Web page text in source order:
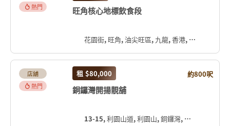
熱門
旺角核心地標飲食段
花園街, 旺角, 油尖旺區, 九龍, 香港, 中国
店舖
熱門
租 $80,000 約800呎
銅鑼灣開揚靚舖
13-15, 利園山道, 利園山, 銅鑼灣, 灣仔區, 香港島, 香港, 中国